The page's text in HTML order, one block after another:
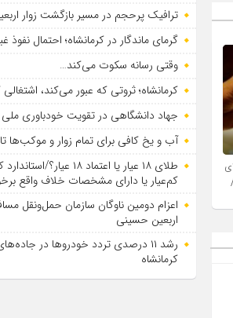
ترافیک پرحجم در مسیر بازگشت زوار
گرمای ماندگار در کرمانشاه؛ احتمال نفوذ
وقتی رسانه سکوت می‌کند…
کرمانشاه؛ ثروتی که عبور می‌کند،
جهاد دانشگاهی در تقویت خودباوری
آب و یخ کافی برای تمام زوار و
طلای ۱۸ عیار یا اعتماد
کم‌عیار یا دارای مشخصات خلاف واقع
اعزام دومین ناوگان سازمان حمل‌ونقل
اربعین حسینی
رشد ۱۱ درصدی تردد خودروها در
کرمانشاه